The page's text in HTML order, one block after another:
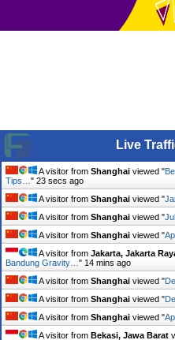
Live
A visitor from Shanghai viewed "
Tips… " 24 secs ago
A visitor from Shanghai viewed "
A visitor from Shanghai viewed "
A visitor from Shanghai viewed "
A visitor from Jakarta, Jakarta
Bandung Gravity… " 14 mins ago
A visitor from Shanghai viewed "
A visitor from Shanghai viewed "
A visitor from Shanghai viewed "
A visitor from Bekasi, Jawa Barat